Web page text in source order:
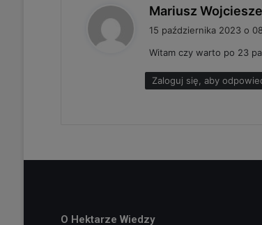
Mariusz
15 października 2023 o
Witam czy warto po 23
Zaloguj się, aby
O Hektarze Wiedzy